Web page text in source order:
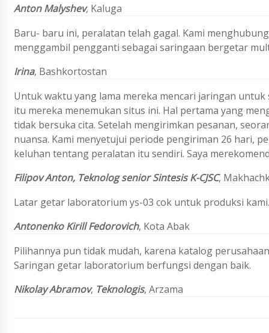
Anton Malyshev, Kaluga
Baru- baru ini, peralatan telah gagal. Kami
menggambil pengganti sebagai saringaan bergetar
Irina, Bashkortostan
Untuk waktu yang lama mereka mencari jaringan
itu mereka menemukan situs ini. Hal pertama yang
tidak bersuka cita. Setelah mengirimkan pesanan,
nuansa. Kami menyetujui periode pengiriman 26 hari,
keluhan tentang peralatan itu sendiri. Saya
Filipov Anton, Teknolog seniorSintesis K-CJSC,
Latar getar laboratorium ys-03 cok untuk produksi
Antonenko Kirill Fedorovich, Kota Abak
Pilihannya pun tidak mudah, karena katalog
Saringan getar laboratorium berfungsi dengan baik.
Nikolay Abramov, Teknologis, Arzama